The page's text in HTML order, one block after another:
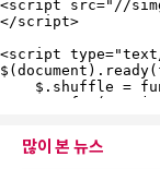
많이 본 뉴스